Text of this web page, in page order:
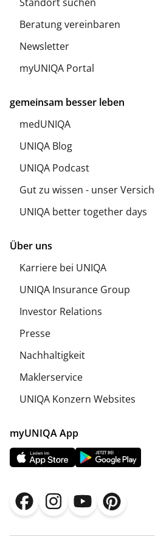
Beratung vereinbaren
Newsletter
myUNIQA Portal
gemeinsam besser leben
medUNIQA
UNIQA Blog
UNIQA Podcast
Gut zu wissen - unser
UNIQA better together days
Über uns
Karriere bei UNIQA
UNIQA Insurance Group
Investor Relations
Presse
Nachhaltigkeit
Maklerservice
UNIQA Konzern Websites
myUNIQA App